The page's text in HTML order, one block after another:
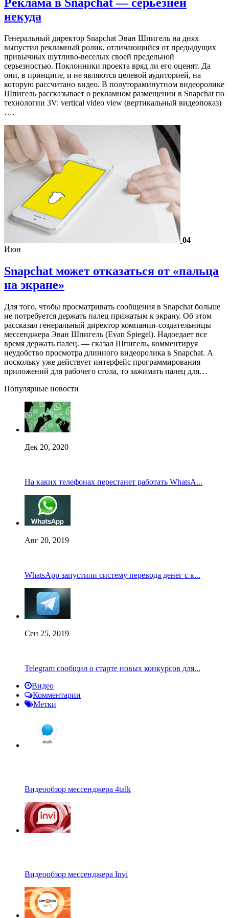
некуда
Генеральный директор Snapchat Эван Шпигель на днях
выпустил рекламный ролик, отличающийся от предыдущих
привычных шутливо-веселых своей предельной
серьезностью. Поклонники проекта вряд ли его оценят. Да
они, в принципе, и не являются целевой аудиторией, на
которую рассчитано видео. В полутораминутном видеоролике
Шпигель рассказывает о рекламном размещении в Snapchat по
технологии 3V: vertical video view (вертикальный видеопоказ)
….
04
Июн
Snapchat может отказаться от «пальца
на экране»
Для того, чтобы просматривать сообщения в Snapchat больше
не потребуется держать палец прижатым к экрану. Об этом
рассказал генеральный директор компании-создательницы
мессенджера Эван Шпигель (Evan Spiegel). Надоедает все
время держать палец. — сказал Шпигель, комментируя
неудобство просмотра длинного видеоролика в Snapchat. А
поскольку уже действует интерфейс программирования
приложений для рабочего стола, то зажимать палец для…
Популярные новости
Дек 20, 2020
На каких телефонах перестанет работать WhatsA...
Авг 20, 2019
WhatsApp запустили систему перевода денег с к...
Сен 25, 2019
Telegram сообщил о старте новых конкурсов для...
Видео
Комментарии
Метки
Видеообзор мессенджера 4talk
Видеообзор мессенджера Invi